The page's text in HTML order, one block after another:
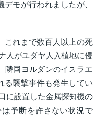
モが行われましたが、
これまで数百人以上の死
人がユダヤ人入植地に侵
隣国ヨルダンのイスラエ
る襲撃事件も発生してい
に設置した金属探知機の
予断を許さない状況で